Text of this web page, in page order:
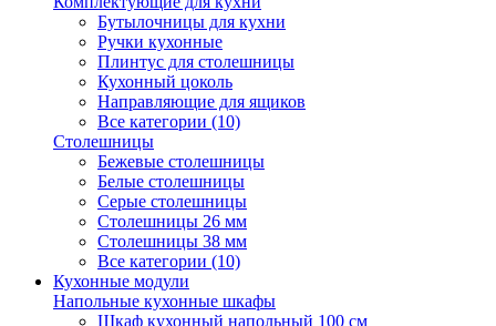
Бутылочницы для кухни
Ручки кухонные
Плинтус для столешницы
Кухонный цоколь
Направляющие для ящиков
Все категории (10)
Столешницы
Бежевые столешницы
Белые столешницы
Серые столешницы
Столешницы 26 мм
Столешницы 38 мм
Все категории (10)
Кухонные модули
Напольные кухонные шкафы
Шкаф кухонный напольный 100 см